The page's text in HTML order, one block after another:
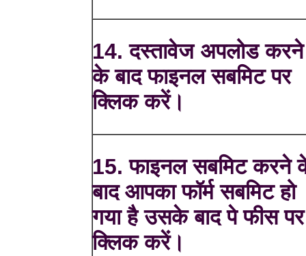
14. दस्तावेज अपलोड करने
के बाद फाइनल सबमिट पर
क्लिक करें।
15. फाइनल सबमिट करने
बाद आपका फॉर्म सबमिट हो
गया है उसके बाद पे फीस पर
क्लिक करें।